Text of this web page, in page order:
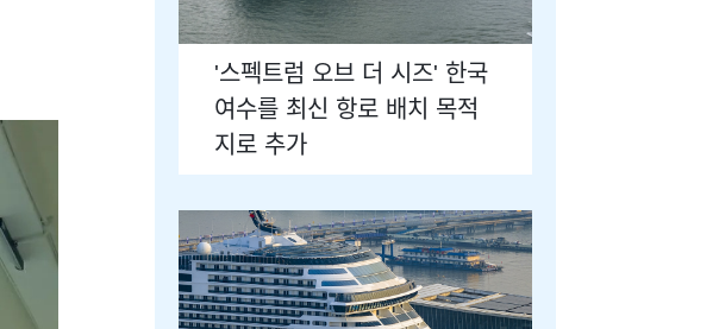
'스펙트럼 오브 더 시즈' 한국
여수를 최신 항로 배치 목적
지로 추가